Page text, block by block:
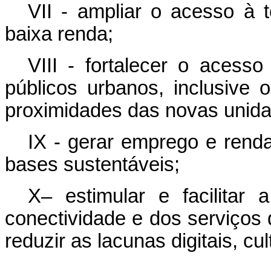
VII - ampliar o acesso à
baixa renda;
VIII - fortalecer o acesso
públicos urbanos, inclusive
proximidades das novas
IX - gerar emprego e
bases sustentáveis;
X– estimular e facilitar
conectividade e dos serviços
reduzir as lacunas digitais,